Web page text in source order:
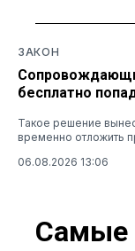
ЗАКОН
бесплатно
Такое решение
временно отложить
06.08.2026 13:06
Самые